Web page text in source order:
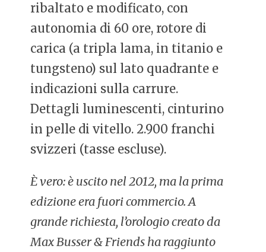
ribaltato e modificato, con
autonomia di 60 ore, rotore di
carica (a tripla lama, in titanio e
tungsteno) sul lato quadrante e
indicazioni sulla carrure.
Dettagli luminescenti, cinturino
in pelle di vitello. 2.900 franchi
svizzeri (tasse escluse).
È vero: è uscito nel 2012, ma la prima
edizione era fuori commercio. A
grande richiesta, l’orologio creato da
Max Busser & Friends ha raggiunto